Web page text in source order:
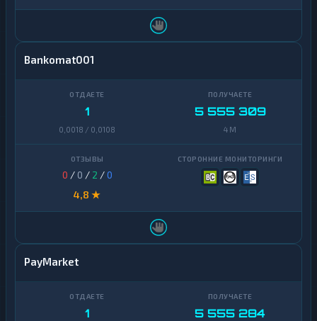
Bankomat001
1
0,0018 / 0,0108
5 555 309
4 M
0 / 0 / 2 /0
4,8 ★
PayMarket
1 5 555 284